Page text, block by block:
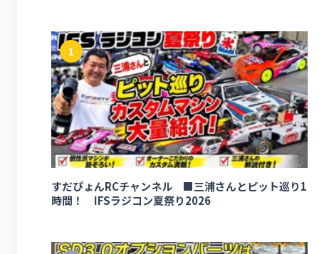
1
すだぴょんRCチャンネル ■三浦さんとピット巡り1
時間！ IFSラジコン夏祭り2026